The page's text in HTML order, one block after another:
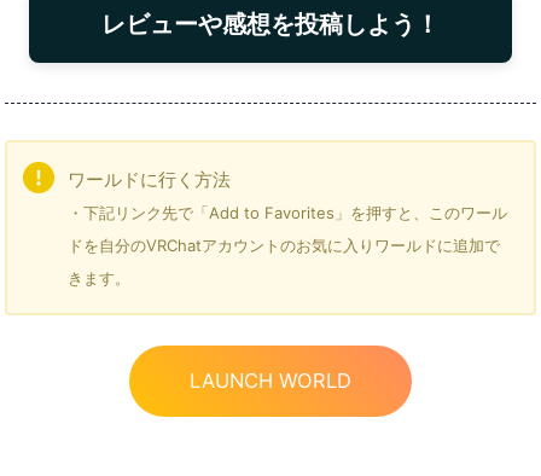
レビューや感想を投稿しよう！
ワールドに行く方法
・下記リンク先で「Add to Favorites」を押すと、このワール
ドを自分のVRChatアカウントのお気に入りワールドに追加で
きます。
LAUNCH WORLD